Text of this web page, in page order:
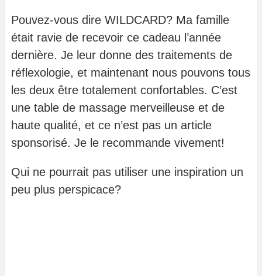
Pouvez-vous dire WILDCARD? Ma famille
était ravie de recevoir ce cadeau l’année
dernière. Je leur donne des traitements de
réflexologie, et maintenant nous pouvons tous
les deux être totalement confortables. C’est
une table de massage merveilleuse et de
haute qualité, et ce n’est pas un article
sponsorisé. Je le recommande vivement!
Qui ne pourrait pas utiliser une inspiration un
peu plus perspicace?